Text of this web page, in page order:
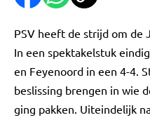
PSV heeft de strijd om de
In een spektakelstuk
en Feyenoord in een 4-4.
beslissing brengen in wie
ging pakken. Uiteindelijk